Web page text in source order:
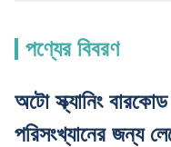
পণ্যের বিবরণ
অটো স্ক্যানিং
পরিসংখ্যানের জন্য